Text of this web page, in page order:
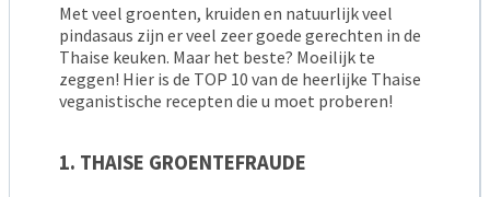
Met veel groenten, kruiden en natuurlijk veel
pindasaus zijn er veel zeer goede gerechten in de
Thaise keuken. Maar het beste? Moeilijk te
zeggen! Hier is de TOP 10 van de heerlijke Thaise
veganistische recepten die u moet proberen!
1. THAISE GROENTEFRAUDE